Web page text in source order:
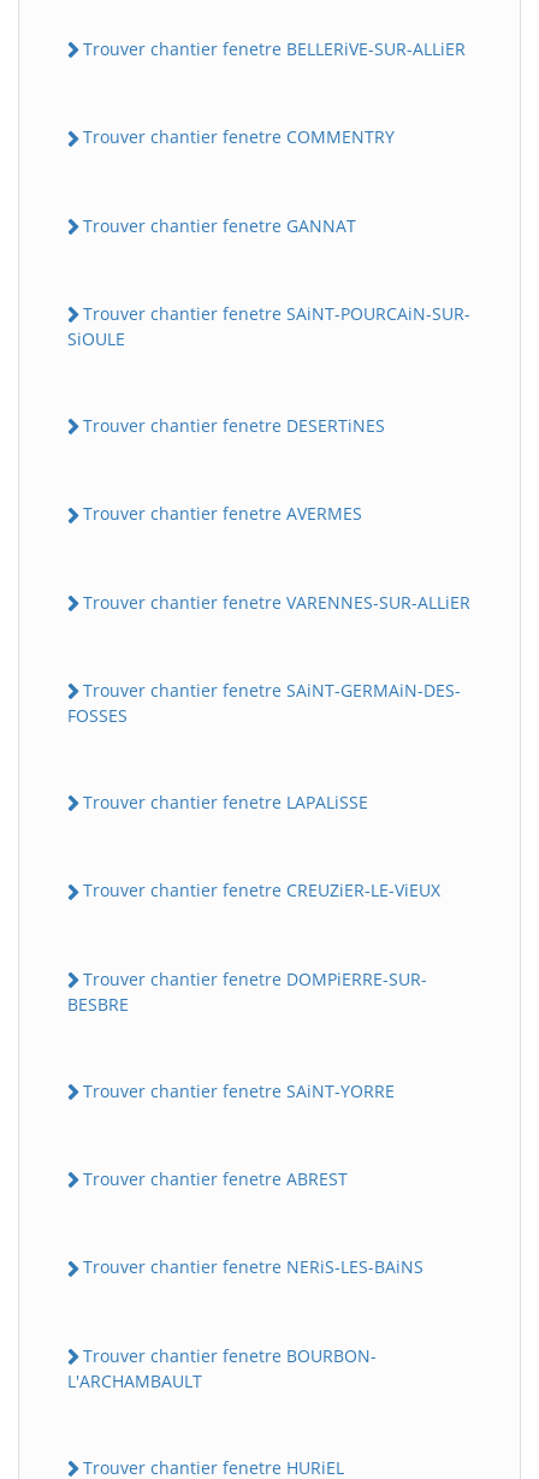
Trouver chantier fenetre BELLERiVE-SUR-ALLiER
Trouver chantier fenetre COMMENTRY
Trouver chantier fenetre GANNAT
Trouver chantier fenetre SAiNT-POURCAiN-SUR-
SiOULE
Trouver chantier fenetre DESERTiNES
Trouver chantier fenetre AVERMES
Trouver chantier fenetre VARENNES-SUR-ALLiER
Trouver chantier fenetre SAiNT-GERMAiN-DES-
FOSSES
Trouver chantier fenetre LAPALiSSE
Trouver chantier fenetre CREUZiER-LE-ViEUX
Trouver chantier fenetre DOMPiERRE-SUR-
BESBRE
Trouver chantier fenetre SAiNT-YORRE
Trouver chantier fenetre ABREST
Trouver chantier fenetre NERiS-LES-BAiNS
Trouver chantier fenetre BOURBON-
L'ARCHAMBAULT
Trouver chantier fenetre HURiEL